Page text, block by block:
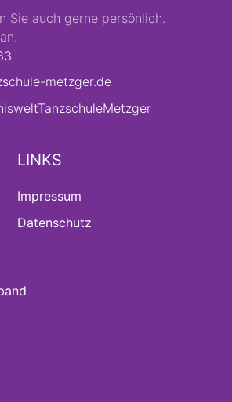
Sie auch gerne persönlich.
metzger.de
LINKS
Impressum
Datenschutz